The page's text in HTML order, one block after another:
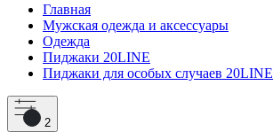
Главная
Мужская одежда и аксессуары
Одежда
Пиджаки 20LINE
Пиджаки для особых случаев 20LINE
2